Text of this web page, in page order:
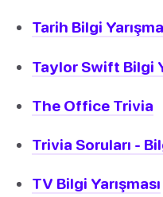
Tarih Bilgi
Taylor Swift Bilgi
The Office Trivia
Trivia Soruları -
TV Bilgi Yarışması